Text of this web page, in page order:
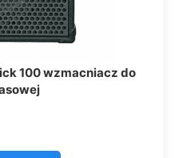
100 wzmacniacz do